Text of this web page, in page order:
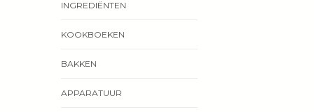
INGREDIËNTEN
KOOKBOEKEN
BAKKEN
APPARATUUR